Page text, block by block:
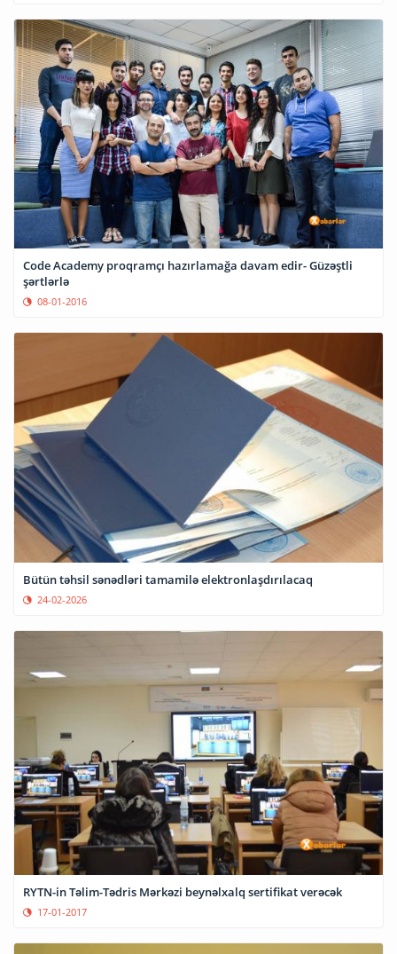
Code Academy proqramçı hazırlamağa davam edir- Güzəştli
şərtlərlə
08-01-2016
Bütün təhsil sənədləri tamamilə elektronlaşdırılacaq
24-02-2026
RYTN-in Təlim-Tədris Mərkəzi beynəlxalq sertifikat verəcək
17-01-2017